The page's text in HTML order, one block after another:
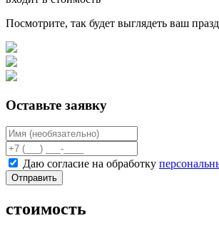
Посмотрите, так будет выглядеть ваш
Оставьте заявку
Даю согласие на обработку
Отправить
стоимость